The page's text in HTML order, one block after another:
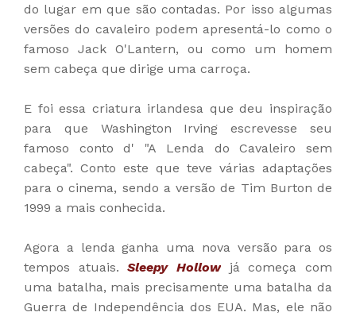
do lugar em que são contadas. Por isso algumas
versões do cavaleiro podem apresentá-lo como o
famoso Jack O'Lantern, ou como um homem
sem cabeça que dirige uma carroça.
E foi essa criatura irlandesa que deu inspiração
para que Washington Irving escrevesse seu
famoso conto d' "A Lenda do Cavaleiro sem
cabeça". Conto este que teve várias adaptações
para o cinema, sendo a versão de Tim Burton de
1999 a mais conhecida.
Agora a lenda ganha uma nova versão para os
tempos atuais.Sleepy Hollow já começa com
uma batalha, mais precisamente uma batalha da
Guerra de Independência dos EUA. Mas, ele não